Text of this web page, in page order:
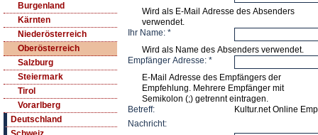
Burgenland
Kärnten
Niederösterreich
Oberösterreich
Salzburg
Steiermark
Tirol
Vorarlberg
Deutschland
Wird als E-Mail Adresse des Absenders
verwendet.
Ihr Name: *
Wird als Name des Absenders verwendet.
Empfänger Adresse: *
E-Mail Adresse des Empfängers der
Empfehlung. Mehrere Empfänger mit
Semikolon (;) getrennt eintragen.
Betreff:
Kultur.net Online
Nachricht: